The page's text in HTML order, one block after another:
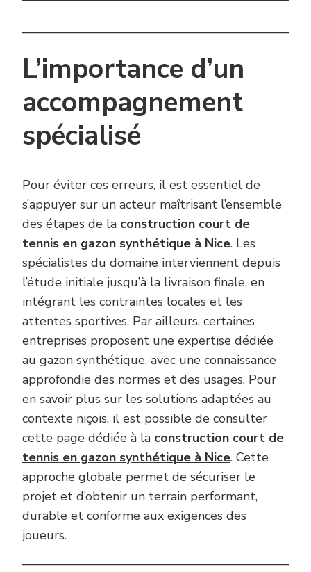
L’importance d’un
accompagnement
spécialisé
Pour éviter ces erreurs, il est essentiel de
s’appuyer sur un acteur maîtrisant l’ensemble
des étapes de la construction court de
tennis en gazon synthétique à Nice. Les
spécialistes du domaine interviennent depuis
l’étude initiale jusqu’à la livraison finale, en
intégrant les contraintes locales et les
attentes sportives. Par ailleurs, certaines
entreprises proposent une expertise dédiée
au gazon synthétique, avec une connaissance
approfondie des normes et des usages. Pour
en savoir plus sur les solutions adaptées au
contexte niçois, il est possible de consulter
cette page dédiée à la construction court de
tennis en gazon synthétique à Nice. Cette
approche globale permet de sécuriser le
projet et d’obtenir un terrain performant,
durable et conforme aux exigences des
joueurs.